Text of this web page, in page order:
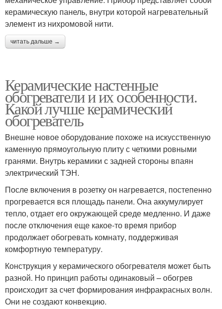
керамическую панель, внутри которой нагревательный
элемент из нихромовой нити.
читать дальше →
Керамические настенные
обогреватели и их особенности.
Какой лучше керамический
обогреватель
Внешне новое оборудование похоже на искусственную
каменную прямоугольную плиту с четкими ровными
гранями. Внутрь керамики с задней стороны впаян
электрический ТЭН.
После включения в розетку он нагревается, постепенно
прогревается вся площадь панели. Она аккумулирует
тепло, отдает его окружающей среде медленно. И даже
после отключения еще какое-то время прибор
продолжает обогревать комнату, поддерживая
комфортную температуру.
Конструкция у керамического обогревателя может быть
разной. Но принцип работы одинаковый – обогрев
происходит за счет формирования инфракрасных волн.
Они не создают конвекцию.